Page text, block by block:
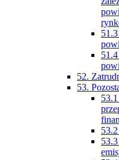
52.
53.